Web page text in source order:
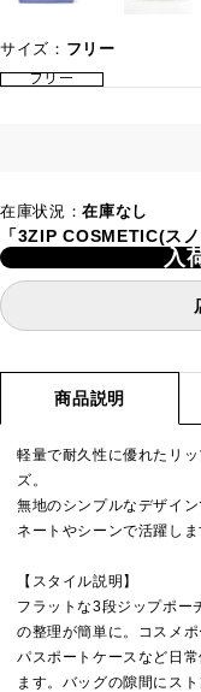
サイズ： フリー
フリー
在庫状況：在庫なし
「3ZIP COSMETIC(ス
入
商品説明
軽量で耐久性に優れたリ
ズ。
無地のシンプルなデザイ
ネートやシーンで活躍しま
【スタイル説明】
フラットな3段ジップポー
の整理が簡単に。コスメ
パスポートケースなど日
ます。バッグの隙間にス